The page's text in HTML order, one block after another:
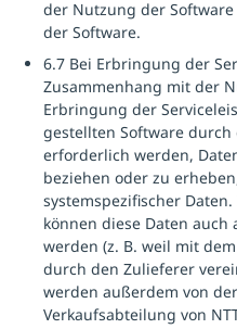
der Nutzung der
der Software.
6.7 Bei Erbringung der
Zusammenhang mit der
Erbringung der
gestellten Software durch
erforderlich werden,
beziehen oder zu
systemspezifischer
können diese Daten
werden (z. B. weil mit
durch den Zulieferer
werden außerdem von
Verkaufsabteilung von